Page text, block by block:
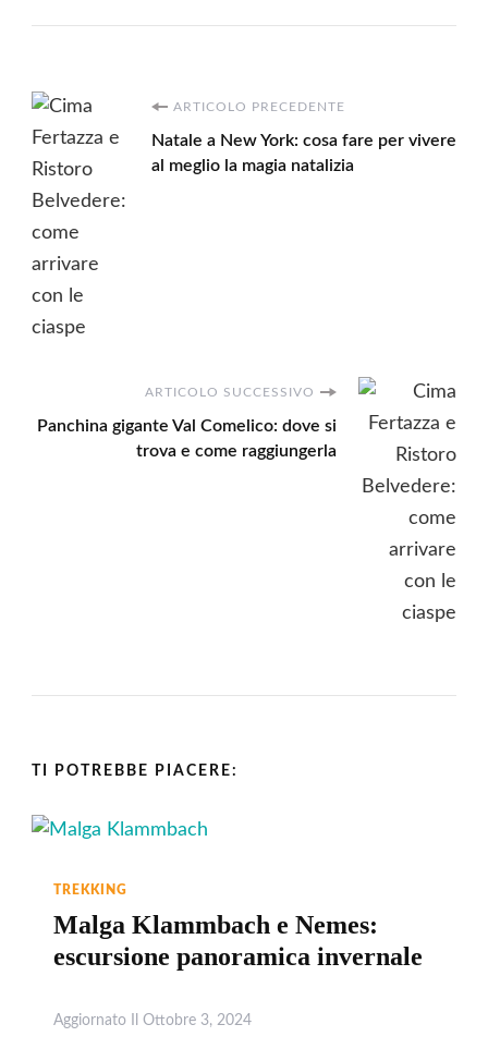
Navigazione
articoli
ARTICOLO PRECEDENTE
Natale a New York: cosa fare per vivere
al meglio la magia natalizia
ARTICOLO SUCCESSIVO
Panchina gigante Val Comelico: dove si
trova e come raggiungerla
TI POTREBBE PIACERE:
TREKKING
Malga Klammbach e Nemes:
escursione panoramica invernale
Aggiornato Il Ottobre 3, 2024